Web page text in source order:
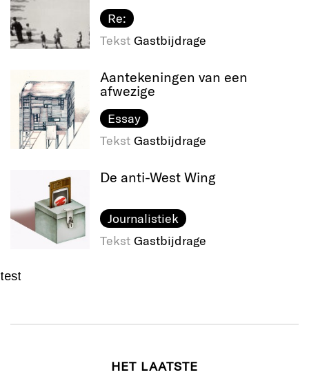
Re:
Tekst Gastbijdrage
Aantekeningen van een
afwezige
Essay
Tekst Gastbijdrage
De anti-West Wing
Journalistiek
Tekst Gastbijdrage
test
HET LAATSTE